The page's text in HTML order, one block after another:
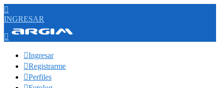

INGRESAR

Ingresar
Registrarme
Perfiles